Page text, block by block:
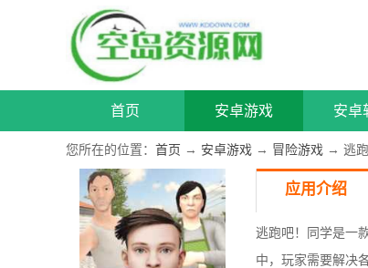
首页 安卓游戏 安卓
您所在的位置： 首页 → 安卓游戏 → 冒险游戏 → 逃
应用介绍
逃跑吧！同学是一
中，玩家需要解决